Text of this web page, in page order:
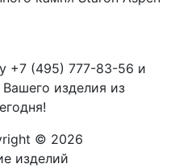
+7 (495) 777-83-56 и
изделия из
© 2026
изделий